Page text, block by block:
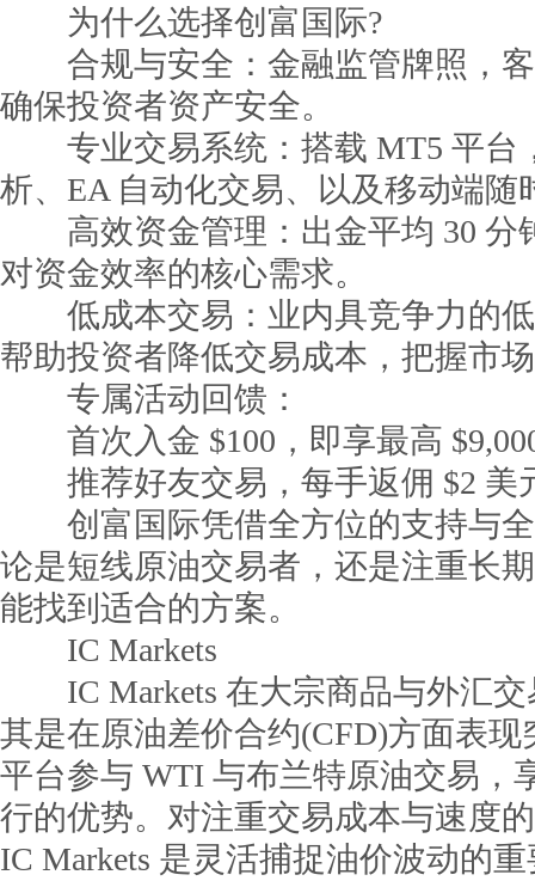
为什么选择创富国际?
合规与安全：金融监管牌照，客
确保投资者资产安全。
专业交易系统：搭载 MT5 平台
析、EA 自动化交易、以及移动端随
高效资金管理：出金平均 30 分
对资金效率的核心需求。
低成本交易：业内具竞争力的低
帮助投资者降低交易成本，把握市
专属活动回馈：
首次入金 $100，即享最高
推荐好友交易，每手返佣 $2 美
创富国际凭借全方位的支持与全
论是短线原油交易者，还是注重长
能找到适合的方案。
IC Markets
IC Markets 在大宗商品与外汇交
其是在原油差价合约(CFD)方面表
平台参与 WTI 与布兰特原油交易，
行的优势。对注重交易成本与速度
IC Markets 是灵活捕捉油价波动的